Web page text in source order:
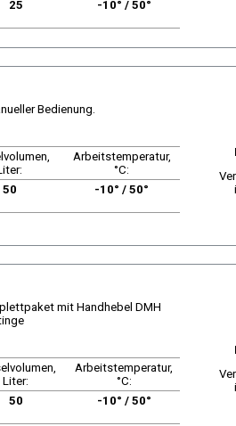
25 -10° / 50°
Bedienung.
Arbeitstemperatur,
°C:
50 -10° / 50°
mit Handhebel DMH
Liter:
Arbeitstemperatur,
°C:
50 -10° / 50°